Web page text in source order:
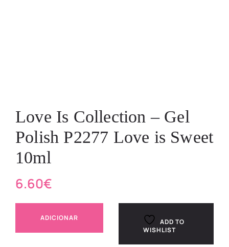
Love Is Collection – Gel
Polish P2277 Love is Sweet
10ml
6.60€
ADICIONAR
ADD TO
WISHLIST